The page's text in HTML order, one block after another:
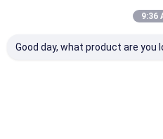
9:36
Good day, what product are you